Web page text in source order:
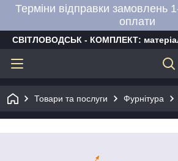
Терміни відправки замовлень
оплати
СВІТЛОВОДСЬК - КОМПЛЕКТ:
Товари та послуги Фурнітура